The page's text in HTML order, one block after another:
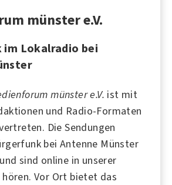
münster e.V.
Lokalradio bei
münster e.V. ist mit
und Radio-Formaten
Die Sendungen
bei Antenne Münster
sind online in unserer
Vor Ort bietet das